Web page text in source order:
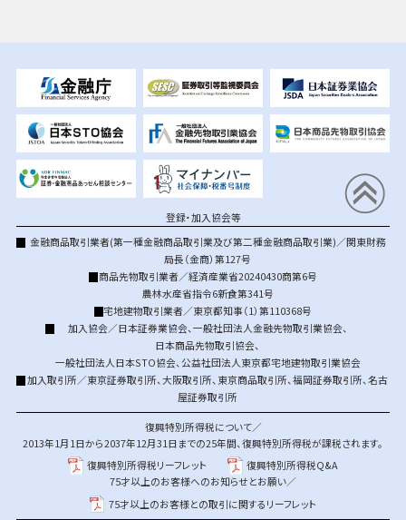
登録・加入協会等
金融商品取引業者(第一種金融商品取引業及び第二種金融商品取引業)／関東財務
局長（金商）第127号
商品先物取引業者／経済産業省20240430商第6号
農林水産省指令6新食第341号
宅地建物取引業者／東京都知事（1）第110368号
加入協会／日本証券業協会、一般社団法人金融先物取引業協会、
日本商品先物取引協会、
一般社団法人日本STO協会、公益社団法人東京都宅地建物取引業協会
加入取引所／東京証券取引所、大阪取引所、 東京商品取引所、福岡証券取引所、名古
屋証券取引所
復興特別所得税について／
2013年1月1日から2037年12月31日までの25年間、復興特別所得税が課税されます。
復興特別所得税リーフレット
復興特別所得税Q&A
75才以上のお客様へのお知らせとお願い／
75才以上のお客様との取引に関するリーフレット